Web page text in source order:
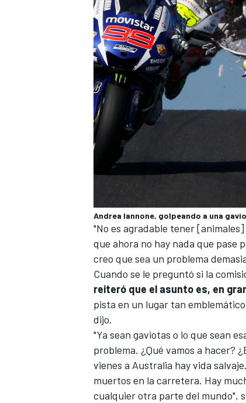
Andrea Iannone, golpeando a una
"No es agradable tener
que ahora no hay nada que pase
creo que sea un problema
Cuando se le preguntó si la
reiteró que el asunto es, en
pista en un lugar tan
dijo.
"Ya sean gaviotas o lo que sean
problema. ¿Qué vamos a hacer?
vienes a Australia hay vida
muertos en la carretera. Hay
cualquier otra parte del mundo",